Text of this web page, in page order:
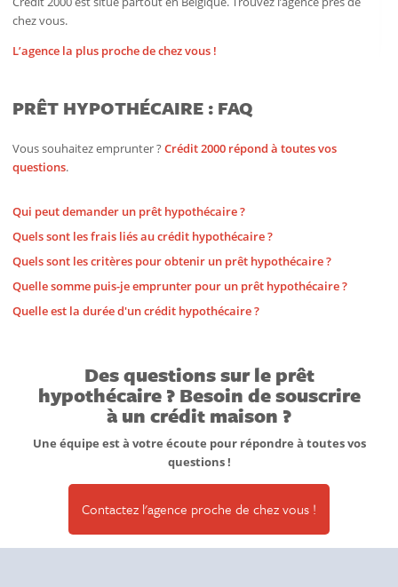
chez vous.
L’agence la plus proche de chez vous !
PRÊT HYPOTHÉCAIRE : FAQ
Vous souhaitez emprunter ? Crédit 2000 répond à toutes vos
questions.
Qui peut demander un prêt hypothécaire ?
Quels sont les frais liés au crédit hypothécaire ?
Quels sont les critères pour obtenir un prêt hypothécaire ?
Quelle somme puis-je emprunter pour un prêt hypothécaire ?
Quelle est la durée d'un crédit hypothécaire ?
Des questions sur le prêt
hypothécaire ? Besoin de souscrire
à un crédit maison ?
Une équipe est à votre écoute pour répondre à toutes vos
questions !
Contactez l'agence proche de chez vous !